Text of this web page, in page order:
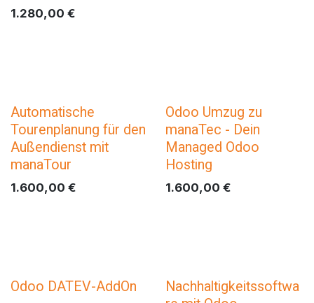
1.280,00 €
Automatische
Tourenplanung für den
Außendienst mit
manaTour
1.600,00 €
Odoo Umzug zu
manaTec - Dein
Managed Odoo
Hosting
1.600,00 €
Odoo DATEV-AddOn
Nachhaltigkeitssoftwa